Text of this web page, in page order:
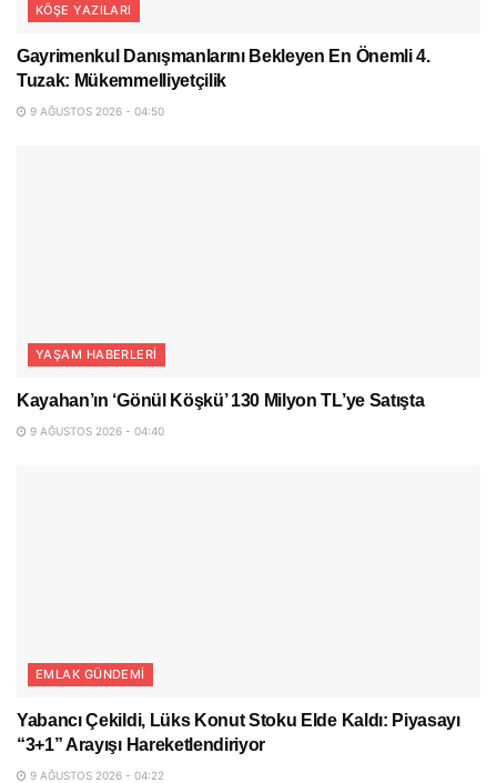
KÖŞE YAZILARI
Gayrimenkul Danışmanlarını Bekleyen En Önemli 4.
Tuzak: Mükemmelliyetçilik
9 AĞUSTOS 2026 - 04:50
YAŞAM HABERLERI
Kayahan’ın ‘Gönül Köşkü’ 130 Milyon TL’ye Satışta
9 AĞUSTOS 2026 - 04:40
EMLAK GÜNDEMI
Yabancı Çekildi, Lüks Konut Stoku Elde Kaldı: Piyasayı
“3+1” Arayışı Hareketlendiriyor
9 AĞUSTOS 2026 - 04:22